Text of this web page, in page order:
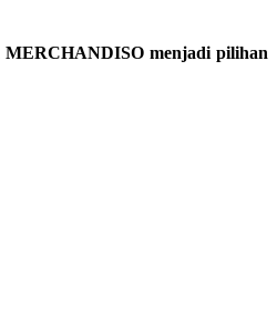
MERCHANDISO menjadi pilihan